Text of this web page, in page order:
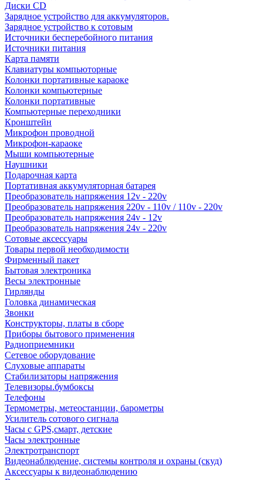
Диски CD
Зарядное устройство для аккумуляторов.
Зарядное устройство к сотовым
Источники бесперебойного питания
Источники питания
Карта памяти
Клавиатуры компьюторные
Колонки портативные караоке
Колонки компьютерные
Колонки портативные
Компьютерные переходники
Кронштейн
Микрофон проводной
Микрофон-караоке
Мыши компьютерные
Наушники
Подарочная карта
Портативная аккумуляторная батарея
Преобразователь напряжения 12v - 220v
Преобразователь напряжения 220v - 110v / 110v - 220v
Преобразователь напряжения 24v - 12v
Преобразователь напряжения 24v - 220v
Сотовые аксессуары
Товары первой необходимости
Фирменный пакет
Бытовая электроника
Весы электронные
Гирлянды
Головка динамическая
Звонки
Конструкторы, платы в сборе
Приборы бытового применения
Радиоприемники
Сетевое оборудование
Слуховые аппараты
Стабилизаторы напряжения
Телевизоры.бумбоксы
Телефоны
Термометры, метеостанции, барометры
Усилитель сотового сигнала
Часы с GPS,смарт, детские
Часы электронные
Электротранспорт
Видеонаблюдение, системы контроля и охраны (скуд)
Аксессуары к видеонаблюдению